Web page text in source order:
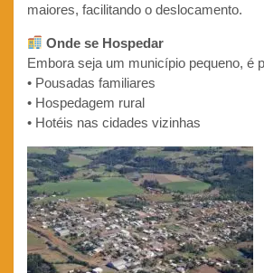
maiores, facilitando o deslocamento.
Onde se Hospedar
Embora seja um município pequeno, é
• Pousadas familiares
• Hospedagem rural
• Hotéis nas cidades vizinhas